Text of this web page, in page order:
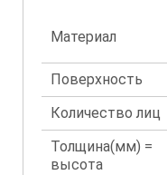
Материал
Поверхность
Количество лиц
Толщина(мм) =
высота